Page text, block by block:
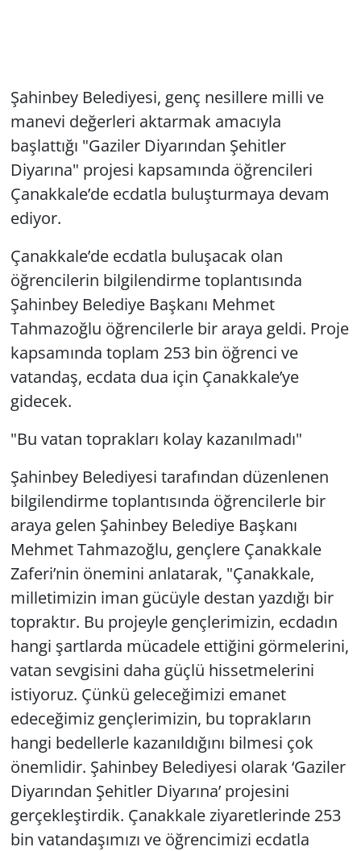
Şahinbey Belediyesi, genç nesillere milli ve
manevi değerleri aktarmak amacıyla
başlattığı "Gaziler Diyarından Şehitler
Diyarına" projesi kapsamında öğrencileri
Çanakkale’de ecdatla buluşturmaya devam
ediyor.
Çanakkale’de ecdatla buluşacak olan
öğrencilerin bilgilendirme toplantısında
Şahinbey Belediye Başkanı Mehmet
Tahmazoğlu öğrencilerle bir araya geldi. Proje
kapsamında toplam 253 bin öğrenci ve
vatandaş, ecdata dua için Çanakkale’ye
gidecek.
"Bu vatan toprakları kolay kazanılmadı"
Şahinbey Belediyesi tarafından düzenlenen
bilgilendirme toplantısında öğrencilerle bir
araya gelen Şahinbey Belediye Başkanı
Mehmet Tahmazoğlu, gençlere Çanakkale
Zaferi’nin önemini anlatarak, "Çanakkale,
milletimizin iman gücüyle destan yazdığı bir
topraktır. Bu projeyle gençlerimizin, ecdadın
hangi şartlarda mücadele ettiğini görmelerini,
vatan sevgisini daha güçlü hissetmelerini
istiyoruz. Çünkü geleceğimizi emanet
edeceğimiz gençlerimizin, bu toprakların
hangi bedellerle kazanıldığını bilmesi çok
önemlidir. Şahinbey Belediyesi olarak ‘Gaziler
Diyarından Şehitler Diyarına’ projesini
gerçekleştirdik. Çanakkale ziyaretlerinde 253
bin vatandaşımızı ve öğrencimizi ecdatla